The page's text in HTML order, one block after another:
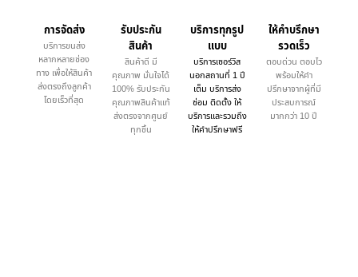
การจัดส่ง
บริการขนส่ง
หลากหลายช่อง
ทาง เพื่อให้สินค้า
ส่งตรงถึงลูกค้า
โดยเร็วที่สุด
รับประกัน
สินค้า
สินค้าดี มี
คุณภาพ มั่นใจได้
100% รับประกัน
คุณภาพสินค้าแท้
ส่งตรงจากศูนย์
ทุกชิ้น
บริการทุกรูป
แบบ
บริการเซอร์วิส
นอกสถานที่ 1 ปี
เต็ม บริการส่ง
ซ่อม ติดตั้ง ให้
บริการและรวมถึง
ให้คำปรึกษาฟรี
ให้คำบรึกษา
รวดเร็ว
ตอบด่วน ตอบไว
พร้อมให้คำ
ปรึกษาจากผู้ที่มี
ประสบการณ์
มากกว่า 10 ปี